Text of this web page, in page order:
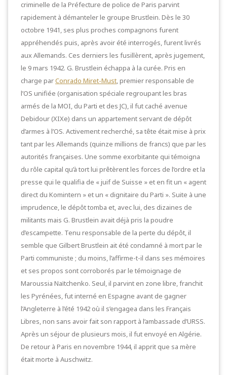
criminelle de la Préfecture de police de Paris parvint
rapidement à démanteler le groupe Brustlein. Dès le 30
octobre 1941, ses plus proches compagnons furent
appréhendés puis, après avoir été interrogés, furent livrés
aux Allemands. Ces derniers les fusillèrent, après jugement,
le 9 mars 1942. G. Brustlein échappa à la curée. Pris en
charge parConrado Miret-Must, premier responsable de
l’OS unifiée (organisation spéciale regroupant les bras
armés de la MOI, du Parti et des JC), il fut caché avenue
Debidour (XIXe) dans un appartement servant de dépôt
d’armes à l’OS. Activement recherché, sa tête était mise à prix
tant par les Allemands (quinze millions de francs) que par les
autorités françaises. Une somme exorbitante qui témoigna
du rôle capital qu’à tort lui prêtèrent les forces de l’ordre et la
presse qui le qualifia de « juif de Suisse » et en fit un « agent
direct du Komintern » et un « dignitaire du Parti ». Suite à une
imprudence, le dépôt tomba et, avec lui, des dizaines de
militants mais G. Brustlein avait déjà pris la poudre
d’escampette. Tenu responsable de la perte du dépôt, il
semble que Gilbert Brustlein ait été condamné à mort par le
Parti communiste ; du moins, l’affirme-t-il dans ses mémoires
et ses propos sont corroborés par le témoignage de
Maroussia Naïtchenko. Seul, il parvint en zone libre, franchit
les Pyrénées, fut interné en Espagne avant de gagner
l’Angleterre à l’été 1942 où il s’engagea dans les Français
Libres, non sans avoir fait son rapport à l’ambassade d’URSS.
Après un séjour de plusieurs mois, il fut envoyé en Algérie.
De retour à Paris en novembre 1944, il apprit que sa mère
était morte à Auschwitz.